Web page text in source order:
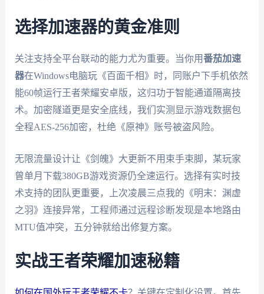
选择加速器的黄金准则
关注支持全平台联动的能力尤为重要。当你用番茄加速
器在Windows电脑玩《百面千相》时，同账户下手机依然
能60帧运行王者荣耀安卓版，这归功于智能通道隔离技
术。加密隧道更是安全底线，我们实测显示游戏数据包
全程AES-256加密，杜绝《原神》账号被盗风险。
无限流量设计让《剑魄》大更新不用束手束脚，某玩家
曾单月下载380GB游戏资源仍全速运行。选择有实时技
术支持的团队更重要，上次凌晨三点我的《明末：渊虚
之羽》连接异常，工程师通过远程诊断发现是本地路由
MTU值冲突，五分钟就给出修复方案。
实战王者荣耀加速秘籍